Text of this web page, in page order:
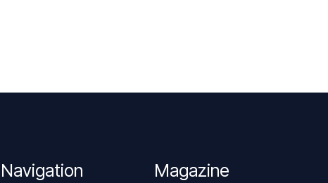
Navigation Magazine